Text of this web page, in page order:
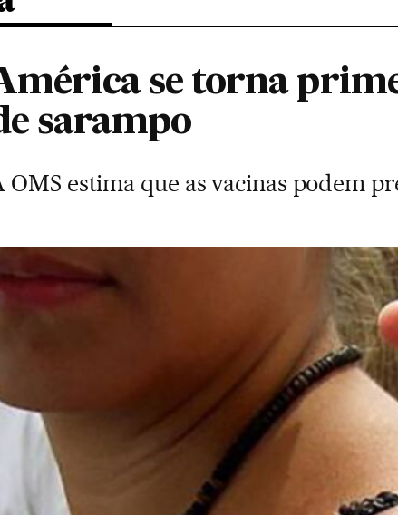
se torna
sarampo
OMS estima que as vacinas podem